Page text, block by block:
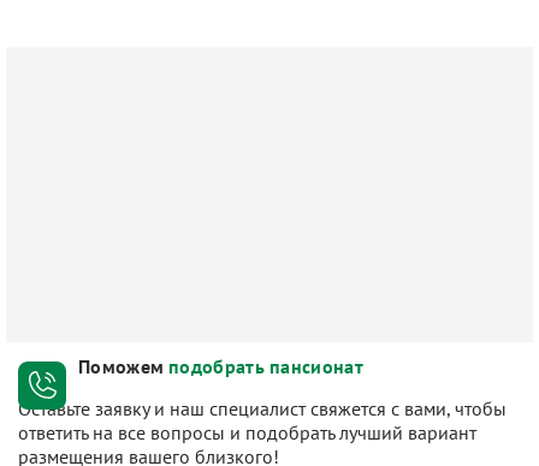
Поможем подобрать пансионат
Оставьте заявку и наш специалист свяжется с вами, чтобы
ответить на все вопросы и подобрать лучший вариант
размещения вашего близкого!